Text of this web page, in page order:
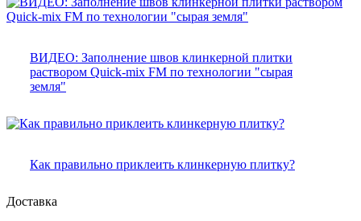
ВИДЕО: Заполнение швов клинкерной плитки
раствором Quick-mix FM по технологии "сырая
земля"
Как правильно приклеить клинкерную плитку?
Доставка